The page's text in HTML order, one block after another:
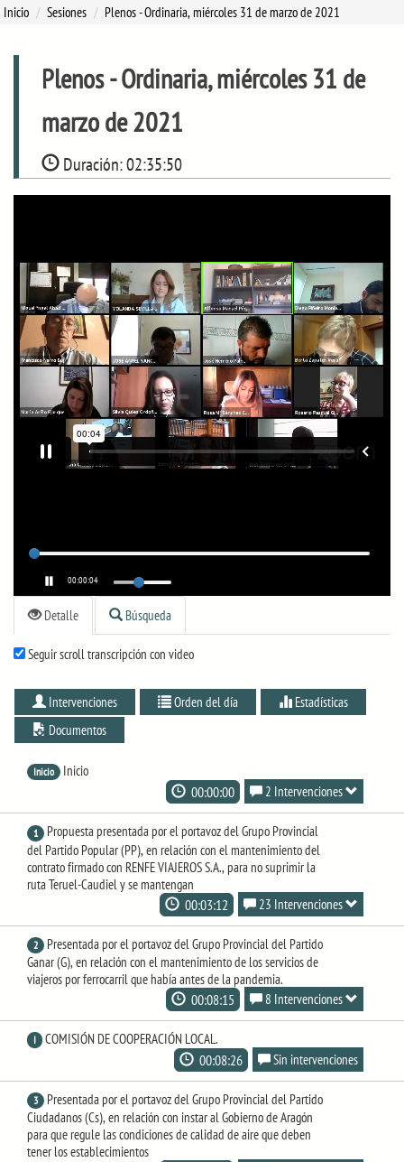
Inicio Sesiones Plenos- Ordinaria, miércoles 31 de marzo de 2021
Plenos- Ordinaria, miércoles 31 de
marzo de 2021
Duración:02:35:50
00:00:04
Detalle Búsqueda
Seguir scroll transcripción con video
Intervenciones Orden del día
Estadísticas
Documentos
Inicio Inicio
00:00:00 2 Intervenciones
1
Propuesta presentada por el portavoz del Grupo Provincial
del Partido Popular (PP), en relación con el mantenimiento del
contrato firmado con RENFE VIAJEROS S.A., para no suprimir la
ruta Teruel-Caudiel y se mantengan
00:03:12 23 Intervenciones
2
Presentada por el portavoz del Grupo Provincial del Partido
Ganar (G), en relación con el mantenimiento de los servicios de
viajeros por ferrocarril que había antes de la pandemia.
00:08:15 8 Intervenciones
I COMISIÓN DE COOPERACIÓN LOCAL.
00:08:26 Sin intervenciones
3
Presentada por el portavoz del Grupo Provincial del Partido
Ciudadanos (Cs), en relación con instar al Gobierno de Aragón
para que regule las condiciones de calidad de aire que deben
tener los establecimientos